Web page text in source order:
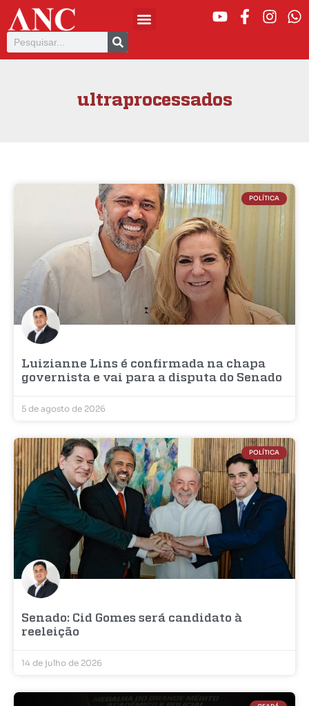
ultraprocessados
POLÍTICA
Luizianne Lins é confirmada na chapa
governista e vai para a disputa do Senado
5 de agosto de 2026
POLÍTICA
Senado: Cid Gomes será candidato à
reeleição
14 de julho de 2026